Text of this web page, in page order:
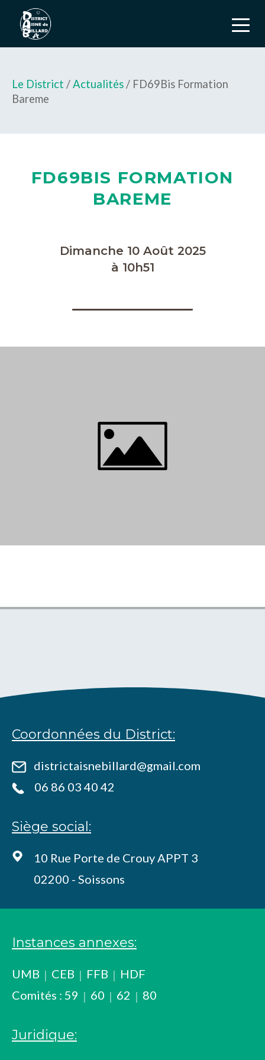
Le District /Actualités / FD69Bis Formation
Bareme
FD69BIS FORMATION
BAREME
Dimanche 10 Août 2025
à 10h51
Coordonnées du District:
districtaisnebillard@gmail.com
06 86 03 40 42
Instances annexes:
UMB CEB FFB
HDF
Comités : 59 60 62 80
Siège social:
10 Rue Porte de Crouy APPT 3
02200 - Soissons
Juridique: